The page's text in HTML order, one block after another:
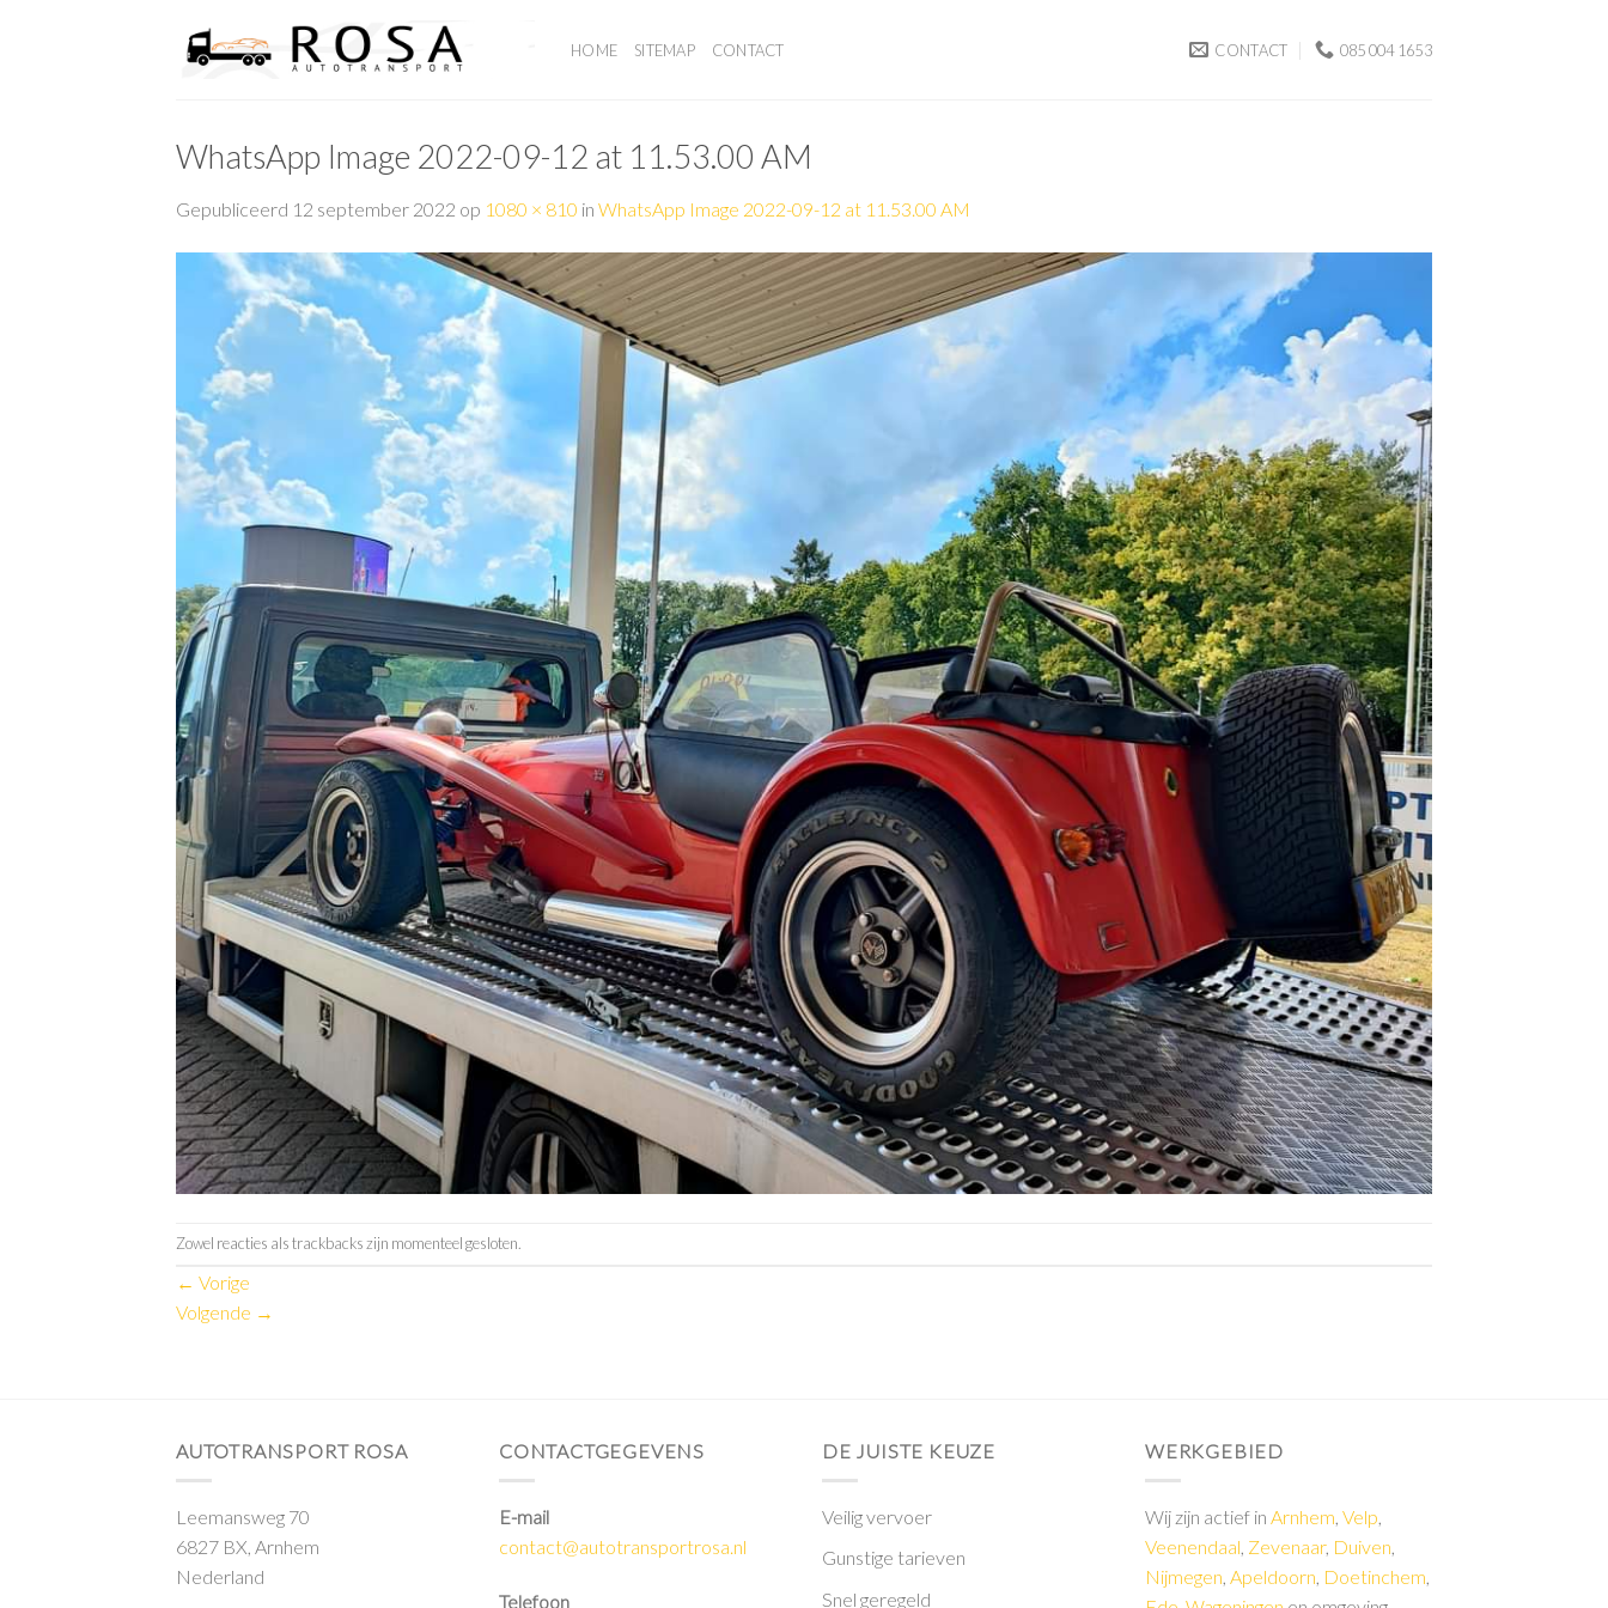
HOME SITEMAP CONTACT CONTACT 085 004 1653
WhatsApp Image 2022-09-12 at 11.53.00 AM
Gepubliceerd 12 september 2022 op 1080 × 810 in WhatsApp Image 2022-09-12 at 11.53.00 AM
Zowel reacties als trackbacks zijn momenteel gesloten.
← Vorige
Volgende →
AUTOTRANSPORT ROSA
Leemansweg 70
6827 BX, Arnhem
Nederland
CONTACTGEGEVENS
E-mail
contact@autotransportrosa.nl
Telefoon
DE JUISTE KEUZE
Veilig vervoer
Gunstige tarieven
Snel geregeld
WERKGEBIED
Wij zijn actief in Arnhem Velp
Veenendaal Zevenaar, Duiven
Nijmegen Apeldoorn Doetinchem